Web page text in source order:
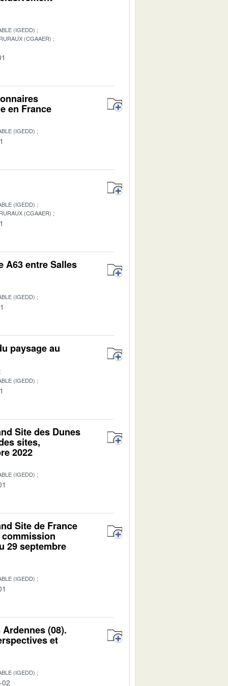
(IGEDD)
(CGAAER)
en France
(IGEDD)
(IGEDD)
(CGAAER)
A63 entre Salles
(IGEDD)
paysage au
(IGEDD)
Site des Dunes
sites,
2022
(IGEDD)
Site de France
commission
29 septembre
(IGEDD)
(08).
et
(IGEDD)
02